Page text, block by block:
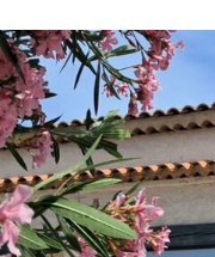
Liste de